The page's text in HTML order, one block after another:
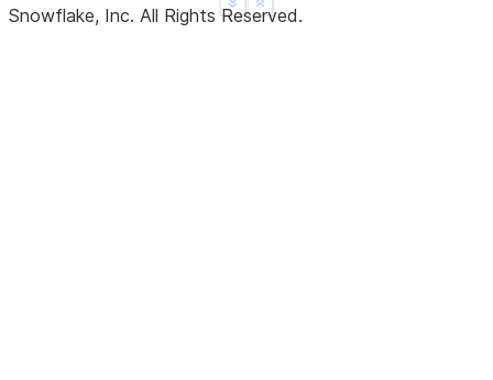
Show less
See more
Snowflake, Inc. All Rights Reserved.